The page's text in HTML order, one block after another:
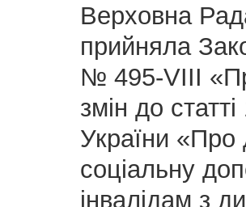
Верховна
прийняла
№ 495-VIII
змін до
України
соціальну
інвалідам з